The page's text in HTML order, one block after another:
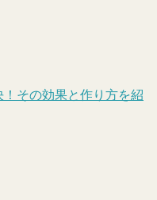
その効果と作り方を紹